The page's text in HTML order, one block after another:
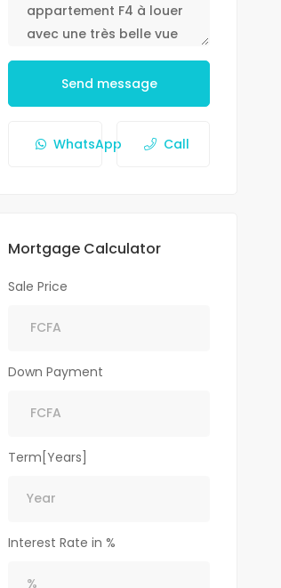
Send message
WhatsApp Call
Mortgage Calculator
Sale Price
Down Payment
Term[Years]
Interest Rate in %